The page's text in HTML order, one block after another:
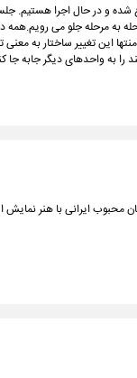
و در حال اجرا هستیم.
به مرحله جلو می
منتها این تغییر ساختار به
را به واحدهای دیگر جابه جا
محبوب ایرانی با هنر